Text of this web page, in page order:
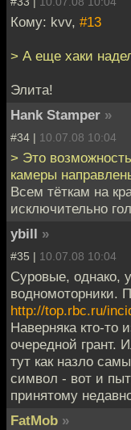
Кому: kvv, #13
> А еще хаки
Элита!
Hank Stamper »
#34 | 10.07.08 10:04
> Это
камеры
Всем тёткам на
исключительно
ybill »
#35 | 10.07.08 10:04
Суровые, однако,
водномоторники.
http://top.rbc.ru/
Наверняка кто-то
очередной грант.
тут как назло
символ - вот и
принятому
FatMob »